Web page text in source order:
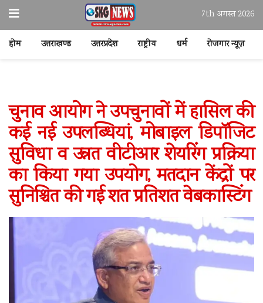
7th अगस्त 2026
होम उत्तराखण्ड उत्तरप्रदेश राष्ट्रीय धर्म रोजगार न्यूज़
चुनाव आयोग ने उपचुनावों में हासिल की
कई नई उपलब्धियां, मोबाइल डिपॉजिट
सुविधा व उन्नत वीटीआर शेयरिंग प्रक्रिया
का किया गया उपयोग, मतदान केंद्रों पर
सुनिश्चित की गई शत प्रतिशत वेबकास्टिंग